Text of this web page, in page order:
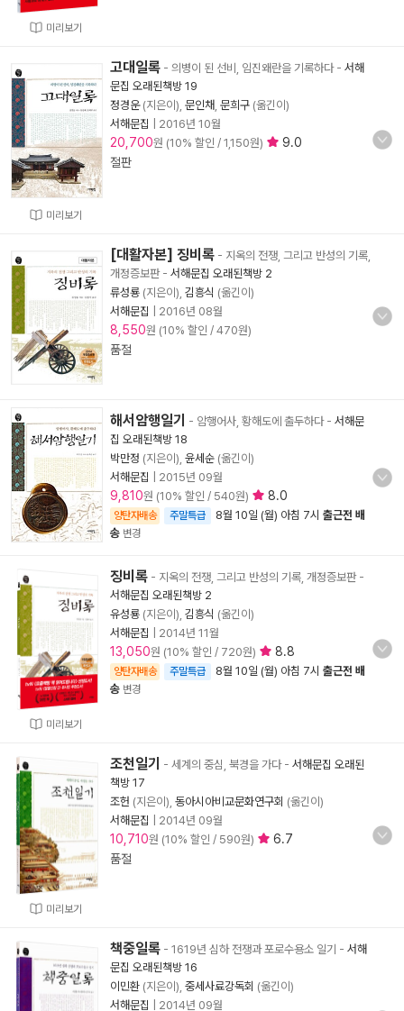
미리보기
미리보기
고대일록 - 의병이 된 선비, 임진왜란을 기록하다- 서해
문집 오래된책방 19
정경운(지은이), 문인채 문희구 (옮긴이)
서해문집
2016년 10월
20,700원 (10% 할인 / 1,150원)
9.0
절판
[대활자본] 징비록 - 지옥의 전쟁, 그리고 반성의 기록,
개정증보판- 서해문집 오래된책방 2
류성룡 (지은이), 김흥식 (옮긴이)
서해문집
2016년 08월
8,550원 (10% 할인 / 470원)
품절
해서암행일기 - 암행어사, 황해도에 출두하다- 서해문
집 오래된책방 18
박만정 (지은이), 윤세순 (옮긴이)
서해문집
2015년 09월
9,810원 (10% 할인 / 540원) 8.0
양탄자배송 주말특급 8월 10일 (월) 아침 7시 출근전 배
송 변경
미리보기
징비록 - 지옥의 전쟁, 그리고 반성의 기록, 개정증보판-
서해문집 오래된책방 2
유성룡 (지은이), 김흥식 (옮긴이)
서해문집
2014년 11월
13,050원 (10% 할인 / 720원) 8.8
양탄자배송 주말특급 8월 10일 (월) 아침 7시 출근전 배
송 변경
미리보기
조천일기 - 세계의 중심, 북경을 가다- 서해문집 오래된
책방 17
조헌 (지은이), 동아시아비교문화연구회 (옮긴이)
서해문집
2014년 09월
10,710원 (10% 할인 / 590원)
6.7
품절
책중일록 - 1619년 심하 전쟁과 포로수용소 일기 - 서해
문집 오래된책방 16
이민환 (지은이), 중세사료강독회 (옮긴이)
서해문집
2014년 09월